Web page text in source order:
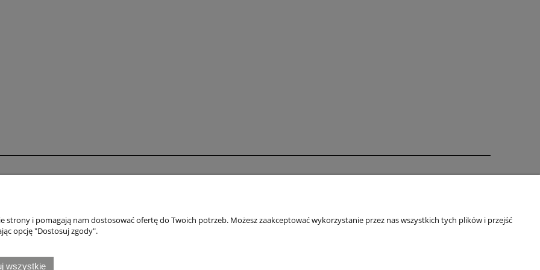
Numery kont bankowych
Indywidualny projekt
strony i pomagają nam dostosować ofertę do Twoich potrzeb. Możesz zaakceptować wykorzystanie przez nas wszystkich tych plików i przejść
opcję "Dostosuj zgody".
wszystkie